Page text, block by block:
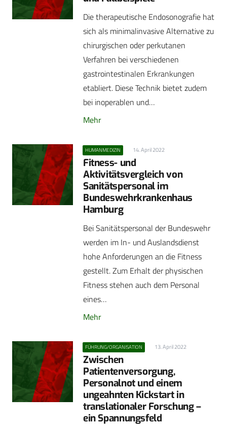
Die therapeutische Endosonografie hat
sich als minimalinvasive Alternative zu
chirurgischen oder perkutanen
Verfahren bei verschiedenen
gastrointestinalen Erkrankungen
etabliert. Diese Technik bietet zudem
bei inoperablen und…
Mehr
HUMANMEDIZIN 14. April 2022
Fitness- und
Aktivitätsvergleich von
Sanitätspersonal im
Bundeswehrkrankenhaus
Hamburg
Bei Sanitätspersonal der Bundeswehr
werden im In- und Auslandsdienst
hohe Anforderungen an die Fitness
gestellt. Zum Erhalt der physischen
Fitness ­stehen auch dem Personal
eines…
Mehr
FÜHRUNG/ORGANISATION 13. April 2022
Zwischen
Patientenversorgung,
Personalnot und einem
ungeahnten Kickstart in
translationaler Forschung –
ein Spannungsfeld